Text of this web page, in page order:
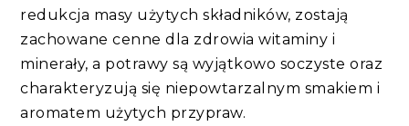
redukcja masy użytych składników, zostają
zachowane cenne dla zdrowia witaminy i
minerały, a potrawy są wyjątkowo soczyste oraz
charakteryzują się niepowtarzalnym smakiem i
aromatem użytych przypraw.